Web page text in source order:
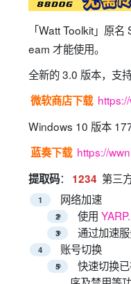
「Watt Toolkit」原
eam 才能使用。
全新的 3.0 版本，支
微软商店下载
Windows 10 版本
蓝奏下载 https://
提取码： 1234 第三
网络加速
使用
通过加速
账号切换
快速切换